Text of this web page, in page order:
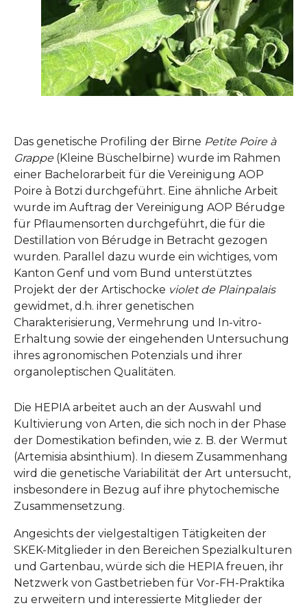
Das genetische Profiling der Birne Petite Poire à
Grappe(Kleine Büschelbirne) wurde im Rahmen
einer Bachelorarbeit für die Vereinigung AOP
Poire à Botzi durchgeführt. Eine ähnliche Arbeit
wurde im Auftrag der Vereinigung AOP Bérudge
für Pflaumensorten durchgeführt, die für die
Destillation von Bérudge in Betracht gezogen
wurden. Parallel dazu wurde ein wichtiges, vom
Kanton Genf und vom Bund unterstütztes
Projekt der der Artischocke violet de Plainpalais
gewidmet, d.h. ihrer genetischen
Charakterisierung, Vermehrung und In-vitro-
Erhaltung sowie der eingehenden Untersuchung
ihres agronomischen Potenzials und ihrer
organoleptischen Qualitäten.
Die HEPIA arbeitet auch an der Auswahl und
Kultivierung von Arten, die sich noch in der Phase
der Domestikation befinden, wie z. B. der Wermut
(Artemisia absinthium). In diesem Zusammenhang
wird die genetische Variabilität der Art untersucht,
insbesondere in Bezug auf ihre phytochemische
Zusammensetzung.
Angesichts der vielgestaltigen Tätigkeiten der
SKEK-Mitglieder in den Bereichen Spezialkulturen
und Gartenbau, würde sich die HEPIA freuen, ihr
Netzwerk von Gastbetrieben für Vor-FH-Praktika
zu erweitern und interessierte Mitglieder der